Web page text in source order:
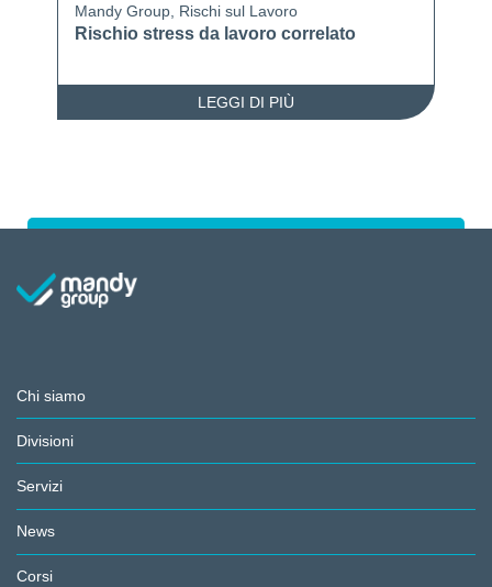
Mandy Group Rischi sul Lavoro
Rischio stress da lavoro correlato
LEGGI DI PIÙ
Chi siamo
Divisioni
Servizi
News
Corsi